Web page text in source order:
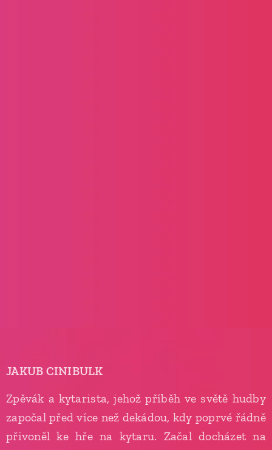
JAKUB CINIBULK
Zpěvák a kytarista, jehož příběh ve světě hudby
započal před více než dekádou, kdy poprvé řádně
přivoněl ke hře na kytaru. Začal docházet na